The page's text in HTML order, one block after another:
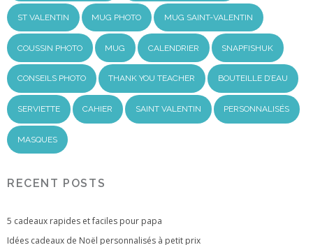
ST VALENTIN MUG PHOTO MUG SAINT-VALENTIN
COUSSIN PHOTO MUG CALENDRIER SNAPFISHUK
CONSEILS PHOTO THANK YOU TEACHER BOUTEILLE D’EAU
SERVIETTE CAHIER SAINT VALENTIN PERSONNALISÉS
MASQUES
RECENT POSTS
5 cadeaux rapides et faciles pour papa
Idées cadeaux de Noël personnalisés à petit prix